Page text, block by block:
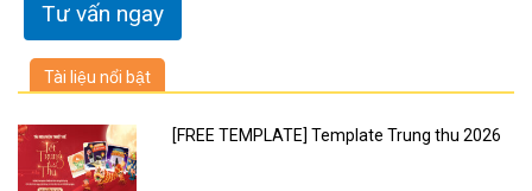
Tài liệu nổi bật
[FREE TEMPLATE] Template Trung thu 2026